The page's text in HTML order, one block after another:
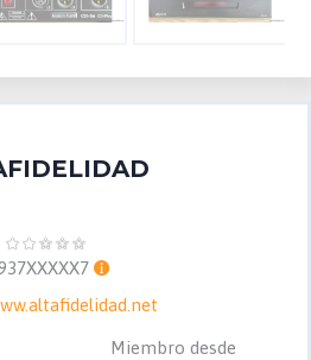
937XXXXX7
Miembro desde